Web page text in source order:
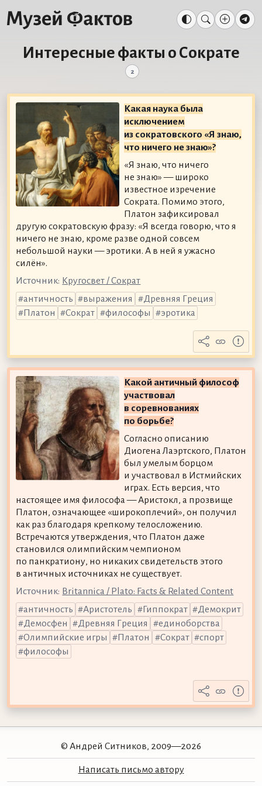
Интересные факты о Сократе
2
Какая наука была
исключением
из сократовского «Я знаю,
что ничего не знаю»?
«Я знаю, что ничего
не знаю» — широко
известное изречение
Сократа. Помимо этого,
Платон зафиксировал
другую сократовскую фразу: «Я всегда говорю, что я
ничего не знаю, кроме разве одной совсем
небольшой науки — эротики. А в ней я ужасно
силён».
Источник: Кругосвет / Сократ
античность
выражения
Древняя Греция
Платон
Сократ философы эротика
Какой античный философ
участвовал
в соревнованиях
по борьбе?
Согласно описанию
Диогена Лаэртского, Платон
был умелым борцом
и участвовал в Истмийских
играх. Есть версия, что
настоящее имя философа — Аристокл, а прозвище
Платон, означающее «широкоплечий», он получил
как раз благодаря крепкому телосложению.
Встречаются утверждения, что Платон даже
становился олимпийским чемпионом
по панкратиону, но никаких свидетельств этого
в античных источниках не существует.
Источник: Britannica / Plato: Facts & Related Content
античность
Аристотель Гиппократ
Демокрит
Демосфен
Древняя Греция
единоборства
Олимпийские игры
Платон Сократ
спорт
философы
© Андрей Ситников, 2009—2026
Написать письмо автору